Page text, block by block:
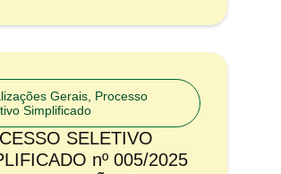
Gerais Processo
Simplificado
SELETIVO
nº 005/2025